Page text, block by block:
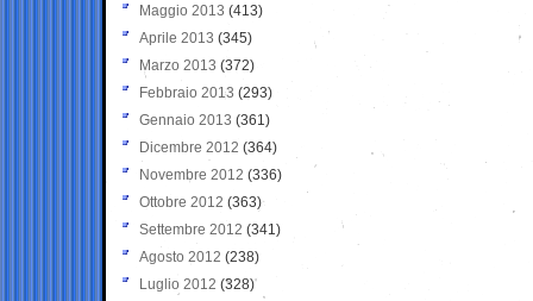
Maggio 2013 (413)
Aprile 2013 (345)
Marzo 2013 (372)
Febbraio 2013 (293)
Gennaio 2013 (361)
Dicembre 2012 (364)
Novembre 2012 (336)
Ottobre 2012 (363)
Settembre 2012 (341)
Agosto 2012 (238)
Luglio 2012 (328)